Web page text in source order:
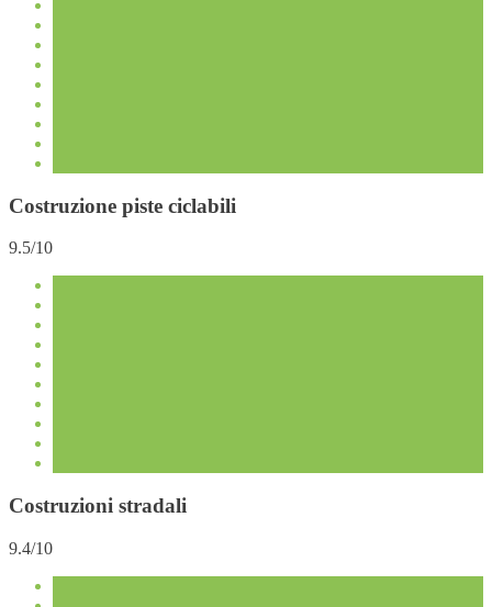
Costruzione piste ciclabili
9.5/10
Costruzioni stradali
9.4/10